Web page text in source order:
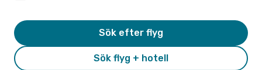
Sök flyg + hotell
Sök efter flyg